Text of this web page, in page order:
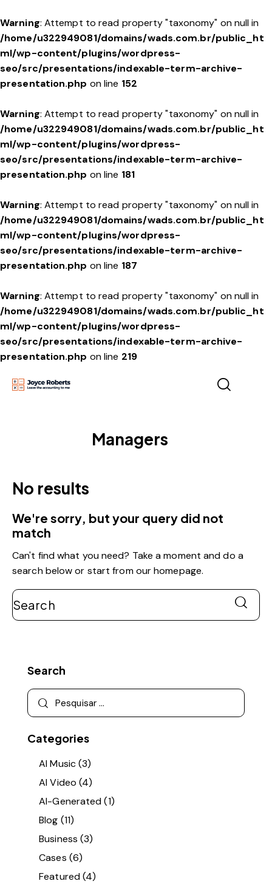
Warning: Attempt to read property "taxonomy" on null in
/home/u322949081/domains/wads.com.br/public_ht
ml/wp-content/plugins/wordpress-
seo/src/presentations/indexable-term-archive-
presentation.php on line 152
Warning: Attempt to read property "taxonomy" on null in
/home/u322949081/domains/wads.com.br/public_ht
ml/wp-content/plugins/wordpress-
seo/src/presentations/indexable-term-archive-
presentation.php on line 181
Warning: Attempt to read property "taxonomy" on null in
/home/u322949081/domains/wads.com.br/public_ht
ml/wp-content/plugins/wordpress-
seo/src/presentations/indexable-term-archive-
presentation.php on line 187
Warning: Attempt to read property "taxonomy" on null in
/home/u322949081/domains/wads.com.br/public_ht
ml/wp-content/plugins/wordpress-
seo/src/presentations/indexable-term-archive-
presentation.php on line 219
Managers
No results
We're sorry, but your query did not
match
Can't find what you need? Take a moment and do a
search below or start fromour homepage.
Search
Categories
AI Music(3)
AI Video (4)
AI-Generated(1)
Blog (11)
Business (3)
Cases (6)
Featured(4)